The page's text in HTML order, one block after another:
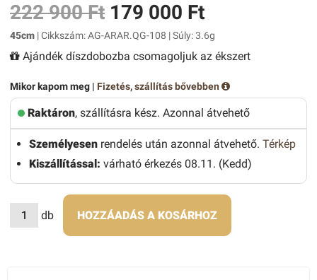
222 900 Ft 179 000 Ft
45cm | Cikkszám: AG-ARAR.QG-108 | Súly: 3.6g
Ajándék díszdobozba csomagoljuk az ékszert
Mikor kapom meg | Fizetés, szállítás bővebben
Raktáron, szállításra kész. Azonnal átvehető
Személyesen rendelés után azonnal átvehető. Térkép
Kiszállítással: várható érkezés 08.11. (Kedd)
db HOZZÁADÁS A KOSÁRHOZ